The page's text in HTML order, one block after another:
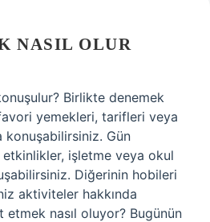
NASIL OLUR
Birlikte denemek
yemekleri, tarifleri veya
konuşabilirsiniz. Gün
etkinlikler, işletme veya okul
Diğerinin hobileri
aktiviteler hakkında
nasıl oluyor? Bugünün